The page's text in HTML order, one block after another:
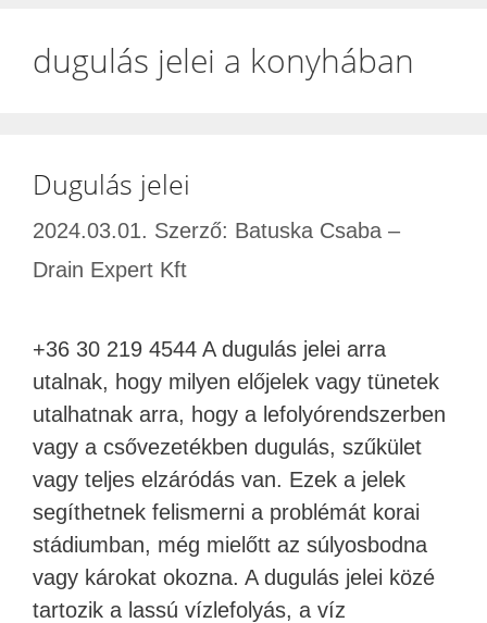
dugulás jelei a konyhában
Dugulás jelei
2024.03.01. Szerző: Batuska Csaba –
Drain Expert Kft
+36 30 219 4544 A dugulás jelei arra
utalnak, hogy milyen előjelek vagy tünetek
utalhatnak arra, hogy a lefolyórendszerben
vagy a csővezetékben dugulás, szűkület
vagy teljes elzáródás van. Ezek a jelek
segíthetnek felismerni a problémát korai
stádiumban, még mielőtt az súlyosbodna
vagy károkat okozna. A dugulás jelei közé
tartozik a lassú vízlefolyás, a víz